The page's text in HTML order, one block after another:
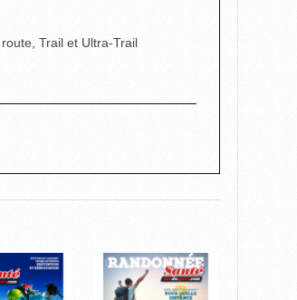
Trail et Ultra-Trail